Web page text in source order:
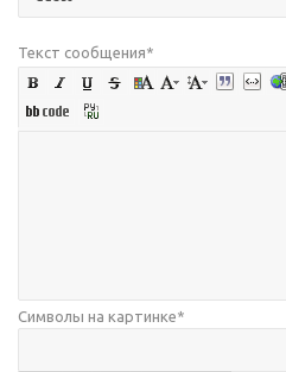
Текст сообщения*
Символы на картинке*